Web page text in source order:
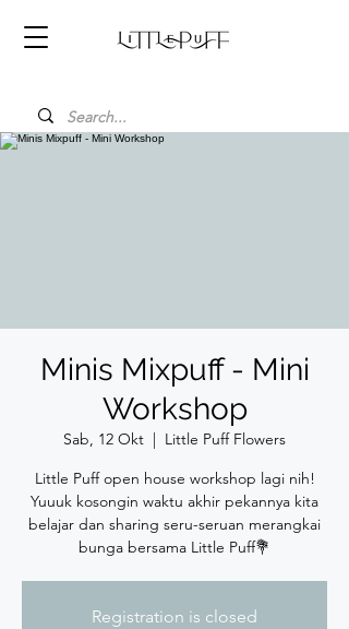
Minis Mixpuff - Mini
Workshop
Sab, 12 Okt
  |
Little Puff Flowers
Little Puff open house workshop lagi nih!
Yuuuk kosongin waktu akhir pekannya kita
belajar dan sharing seru-seruan merangkai
bunga bersama Little Puff💐
Registration is closed